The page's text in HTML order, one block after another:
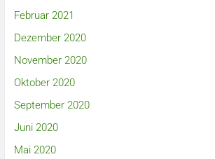
Februar 2021
Dezember 2020
November 2020
Oktober 2020
September 2020
Juni 2020
Mai 2020